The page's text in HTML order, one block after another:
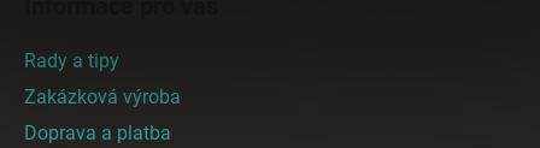
Rady a tipy
Zakázková výroba
Doprava a platba